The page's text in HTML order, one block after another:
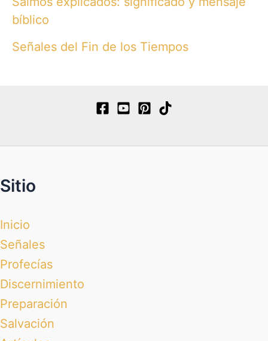
bíblico
Señales del Fin de los Tiempos
Sitio
Inicio
Señales
Profecías
Discernimiento
Preparación
Salvación